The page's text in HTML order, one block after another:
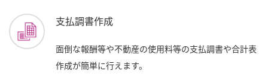
支払調書作成
面倒な報酬等や不動産の使用料等の支払調書や合計表
作成が簡単に行えます。